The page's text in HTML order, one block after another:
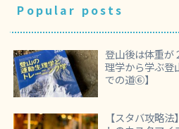
Popular posts
登山後は体重が
理学から学ぶ登
での道⑥】
【スタバ攻略